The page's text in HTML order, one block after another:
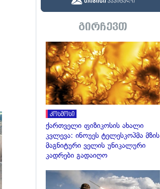
გირჩევთ
კოსმოსი
ქართველი ფიზიკოსის ახალი
კვლევა: ინოუეს ტელესკოპმა მზის
მაგნიტური ველის უნიკალური
კადრები გადაიღო